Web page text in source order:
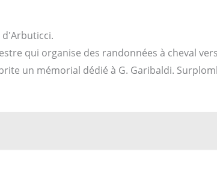
d'Arbuticci.
qui organise des randonnées à cheval
un mémorial dédié à G. Garibaldi.